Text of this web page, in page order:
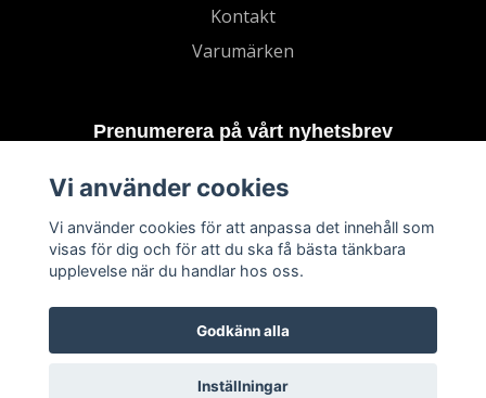
Kontakt
Varumärken
Prenumerera på vårt nyhetsbrev
Vi använder cookies
Vi använder cookies för att anpassa det innehåll som
visas för dig och för att du ska få bästa tänkbara
upplevelse när du handlar hos oss.
Godkänn alla
Inställningar